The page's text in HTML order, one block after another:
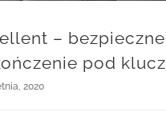
– bezpieczne
pod klucz
2020